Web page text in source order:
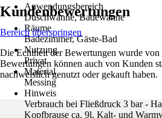
Anwendungsbereich
Duschwanne, Badewanne
Räume
Badezimmer, Gäste-Bad
Nutzung
Privat
Material
Messing
Hinweis
Verbrauch bei Fließdruck 3 bar -
Kopfbrause ca. 9l, Kalt- und
Kundenbewertungen
Bereich überspringen
Die Echtheit der Bewertungen wurde von
Bewertungen können auch von Kunden
nachweislich genutzt oder gekauft haben.